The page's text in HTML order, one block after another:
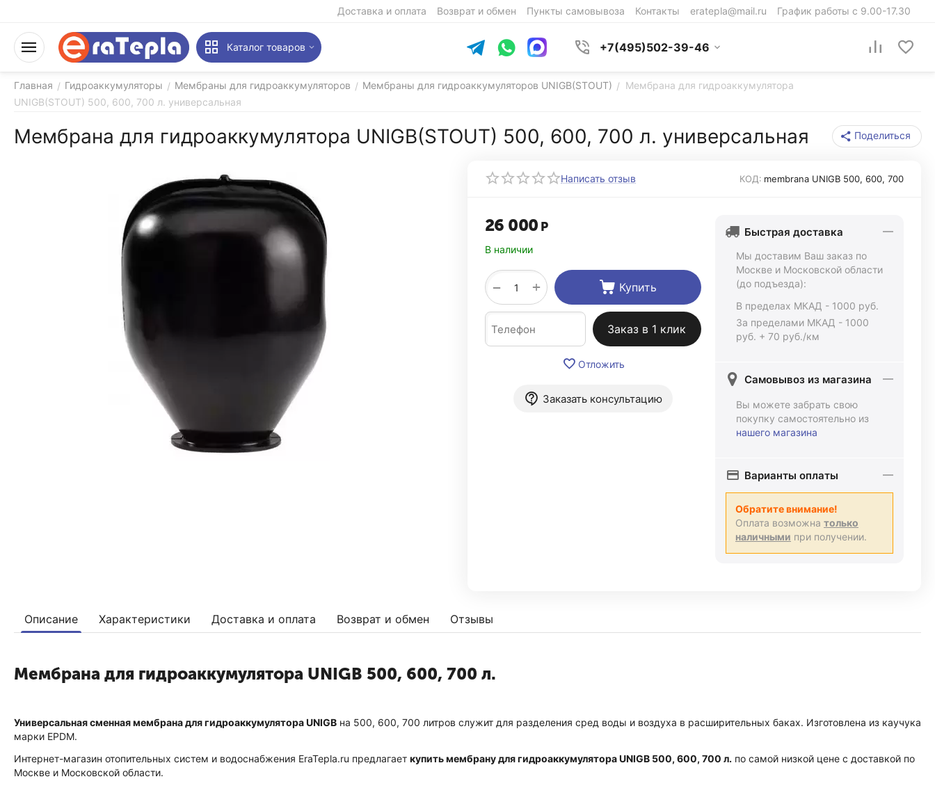
Доставка и оплата Возврат и обмен Пункты самовывоза Контакты eratepla@mail.ru График работы с 9.00-17.30
Каталог товаров +7(495)502-39-46
Главная / Гидроаккумуляторы / Мембраны для гидроаккумуляторов / Мембраны для гидроаккумуляторов UNIGB(STOUT) / Мембрана для гидроаккумулятора
UNIGB(STOUT) 500, 600, 700 л. универсальная
Мембрана для гидроаккумулятора UNIGB(STOUT) 500, 600, 700 л. универсальная Поделиться
Написать отзыв КОД: membrana UNIGB 500, 600, 700
26 000 Р
В наличии
+
− Купить
Заказ в 1 клик
Отложить
Заказать консультацию
Быстрая доставка
Мы доставим Ваш заказ по
Москве и Московской области
(до подъезда):
В пределах МКАД - 1000 руб.
За пределами МКАД - 1000
руб. + 70 руб./км
Самовывоз из магазина
Вы можете забрать свою
покупку самостоятельно из
нашего магазина
Варианты оплаты
Обратите внимание!
Оплата возможна только
наличными при получении.
Описание Характеристики Доставка и оплата Возврат и обмен Отзывы
Мембрана для гидроаккумулятора UNIGB 500, 600, 700 л.
Универсальная сменная мембрана для гидроаккумулятора UNIGB на 500, 600, 700 литров cлужит для разделения сред воды и воздуха в расширительных баках. Изготовлена из каучука
марки EPDM.
Интернет-магазин отопительных систем и водоснабжения EraTepla.ru предлагает купить мембрану для гидроаккумулятора UNIGB 500, 600, 700 л. по самой низкой цене с доставкой по
Москве и Московской области.